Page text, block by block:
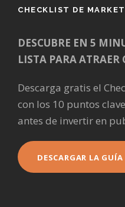
CHECKLIST DE
DESCUBRE EN 5
LISTA PARA
Descarga gratis el
con los 10 puntos
antes de invertir en
DESCARGAR LA GUÍA